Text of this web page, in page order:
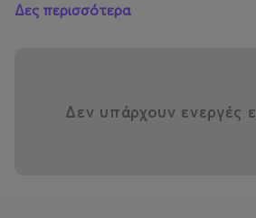
Δες περισσότερα
Δεν υπάρχουν ενεργές